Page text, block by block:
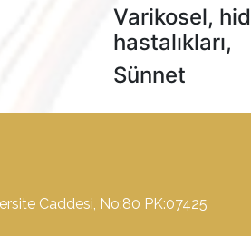
Varikosel,
hastalıkları,
Sünnet
Caddesi, No:80 PK:07425